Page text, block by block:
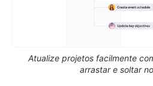
Atualize projetos facilmente
arrastar e soltar